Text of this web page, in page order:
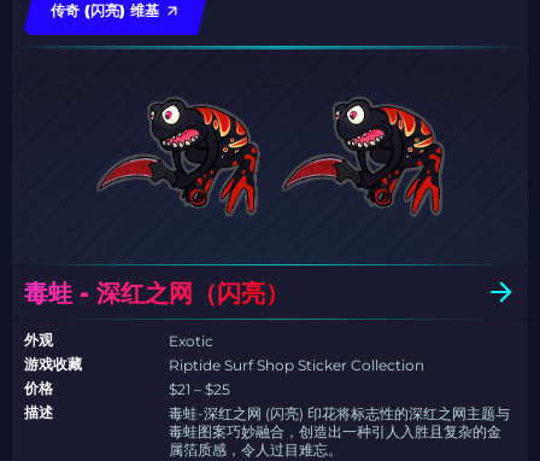
传奇 (闪亮) 维基
毒蛙 - 深红之网（闪亮）
外观
Exotic
游戏收藏
Riptide Surf Shop Sticker Collection
价格
$21 – $25
描述
毒蛙-深红之网 (闪亮) 印花将标志性的深红之网主题与
毒蛙图案巧妙融合，创造出一种引人入胜且复杂的金
属箔质感，令人过目难忘。